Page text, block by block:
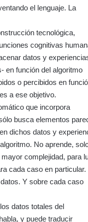
el lenguaje. La
tecnológica,
cognitivas
datos y
en función del algoritmo
o percibidos en
a ese objetivo.
que incorpora
busca elementos
dichos datos y
No aprende,
complejidad, para
cada caso en particular.
Y sobre cada caso
datos totales del
y puede traducir